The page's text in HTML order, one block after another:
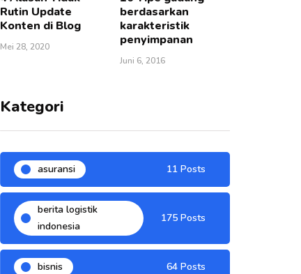
Rutin Update
Konten di Blog
Mei 28, 2020
berdasarkan
karakteristik
penyimpanan
Juni 6, 2016
Kategori
asuransi 11 Posts
berita logistik
indonesia
175 Posts
bisnis 64 Posts